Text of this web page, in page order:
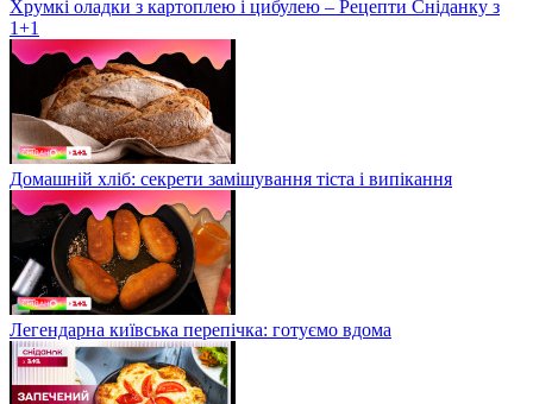
Хрумкі оладки з картоплею і цибулею – Рецепти Сніданку з
1+1
Домашній хліб: секрети замішування тіста і випікання
Легендарна київська перепічка: готуємо вдома